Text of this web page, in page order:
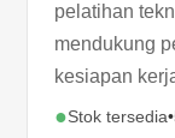
pelatihan
mendukung
kesiapan
●Stok tersedia•